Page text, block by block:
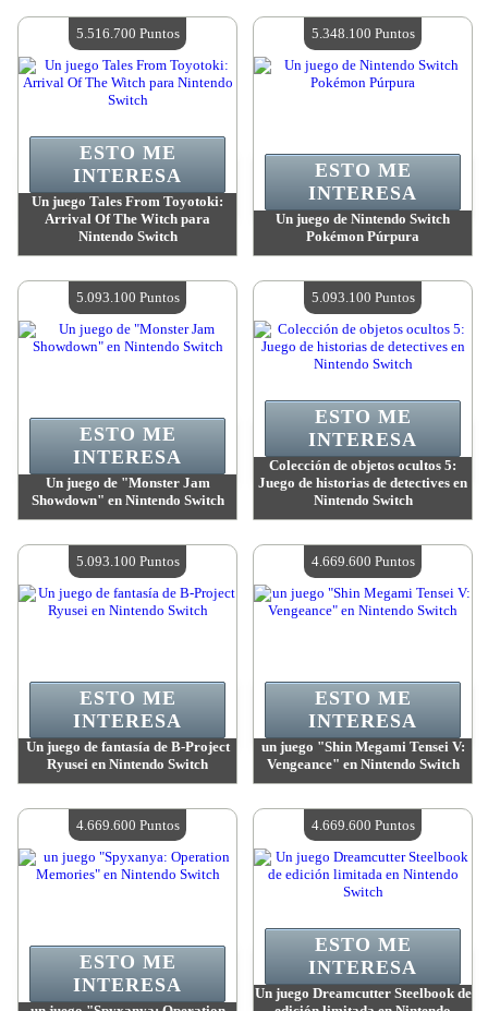
Cantidad disponible:4
Cantidad disponible:4
Un juego Tales From Toyotoki:
Arrival Of The Witch para
Nintendo Switch
Cantidad disponible:4
ESTO ME
INTERESA
5.516.700 Puntos
Un juego de Nintendo Switch
Pokémon Púrpura
Cantidad disponible:4
ESTO ME
INTERESA
5.348.100 Puntos
Un juego de "Monster Jam
Showdown" en Nintendo Switch
Cantidad disponible:4
ESTO ME
INTERESA
5.093.100 Puntos
Colección de objetos ocultos 5:
Juego de historias de detectives en
Nintendo Switch
Cantidad disponible:4
ESTO ME
INTERESA
5.093.100 Puntos
Un juego de fantasía de B-Project
Ryusei en Nintendo Switch
Cantidad disponible:4
ESTO ME
INTERESA
5.093.100 Puntos
un juego "Shin Megami Tensei V:
Vengeance" en Nintendo Switch
Cantidad disponible:4
ESTO ME
INTERESA
4.669.600 Puntos
ESTO ME
INTERESA
4.669.600 Puntos
Un juego Dreamcutter Steelbook de
ESTO ME
INTERESA
4.669.600 Puntos